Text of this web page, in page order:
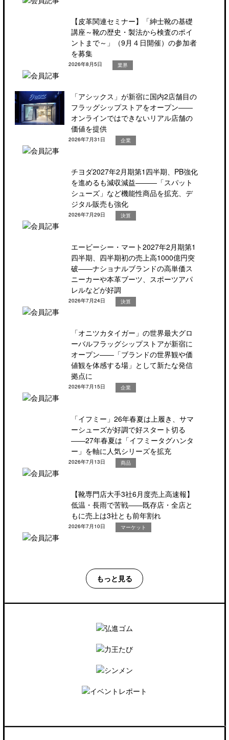
【皮革関連セミナー】「紳士靴の基礎
講座～靴の歴史・製法から検査のポイ
ントまで～」（9月４日開催）の参加者
を募集
2026年8月5日 業界
「アシックス」が新宿に国内2店舗目の
フラッグシップストアをオープン――
オンラインではできないリアル店舗の
価値を提供
2026年7月31日 企業
チヨダ2027年2月期第1四半期、PB強化
を進めるも減収減益―――「スパット
シューズ」など機能性商品を拡充、デ
ジタル販売も強化
2026年7月29日 決算
エービーシー・マート2027年2月期第1
四半期、四半期初の売上高1000億円突
破――ナショナルブランドの高単価ス
ニーカーや本革ブーツ、スポーツアパ
レルなどが好調
2026年7月24日 決算
「オニツカタイガー」の世界最大グロ
ーバルフラッグシップストアが新宿に
オープン――「ブランドの世界観や価
値観を体感する場」として新たな発信
拠点に
2026年7月15日 企業
「イフミー」26年春夏は上履き、サマ
ーシューズが好調で好スタート切る
――27年春夏は「イフミータグハンタ
ー」を軸に人気シリーズを拡充
2026年7月13日 商品
【靴専門店大手3社6月度売上高速報】
低温・長雨で苦戦――既存店・全店と
もに売上は3社とも前年割れ
2026年7月10日 マーケット
もっと見る